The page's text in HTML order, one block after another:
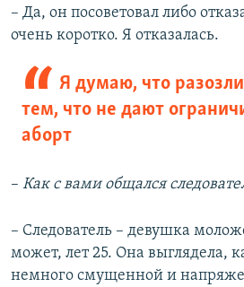
– Да, он посоветовал либо
очень коротко. Я отказалась.
Я думаю, что
тем, что не дают
аборт
– Как с вами общался
– Следователь – девушка
может, лет 25. Она выглядела,
немного смущенной и